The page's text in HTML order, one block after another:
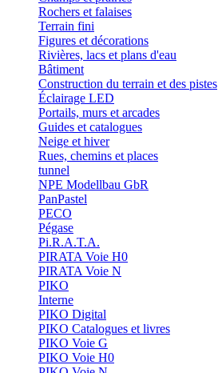
Rochers et falaises
Terrain fini
Figures et décorations
Rivières, lacs et plans d'eau
Bâtiment
Construction du terrain et des pistes
Éclairage LED
Portails, murs et arcades
Guides et catalogues
Neige et hiver
Rues, chemins et places
tunnel
NPE Modellbau GbR
PanPastel
PECO
Pégase
Pi.R.A.T.A.
PIRATA Voie H0
PIRATA Voie N
PIKO
Interne
PIKO Digital
PIKO Catalogues et livres
PIKO Voie G
PIKO Voie H0